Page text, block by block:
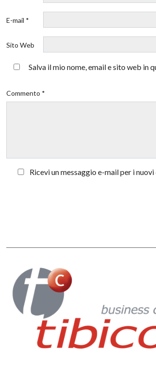
E-mail *
Sito Web
Salva il mio nome, email e sito web in
Commento *
Ricevi un messaggio e-mail per i